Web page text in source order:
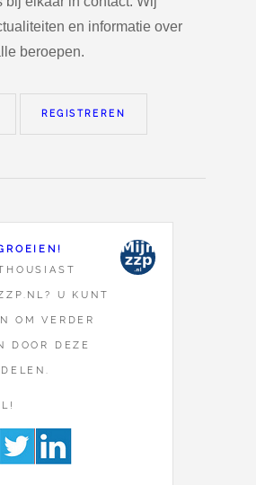
en informatie over
beroepen.
REGISTREREN
U KUNT
OM VERDER
DOOR DEZE